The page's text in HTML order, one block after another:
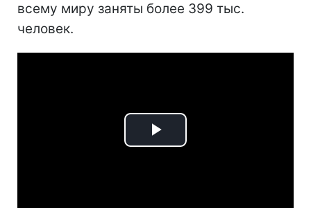
всему миру заняты более 399 тыс.
человек.
Play